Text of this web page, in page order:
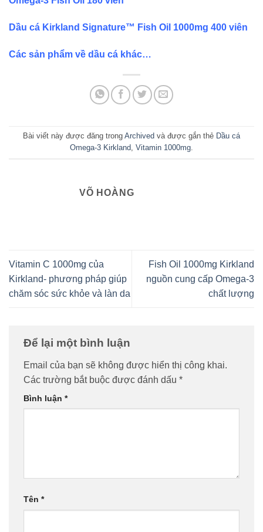
Dầu cá Kirkland Signature™ Fish Oil 1000mg 400 viên
Các sản phẩm về dầu cá khác…
Bài viết này được đăng trong Archived và được gắn thẻ Dầu cá
Omega-3 Kirkland, Vitamin 1000mg.
VÕ HOÀNG
Vitamin C 1000mg của
Kirkland- phương pháp giúp
chăm sóc sức khỏe và làn da
Fish Oil 1000mg Kirkland
nguồn cung cấp Omega-3
chất lượng
Để lại một bình luận
Email của bạn sẽ không được hiển thị công khai.
Các trường bắt buộc được đánh dấu *
Bình luận *
Tên *